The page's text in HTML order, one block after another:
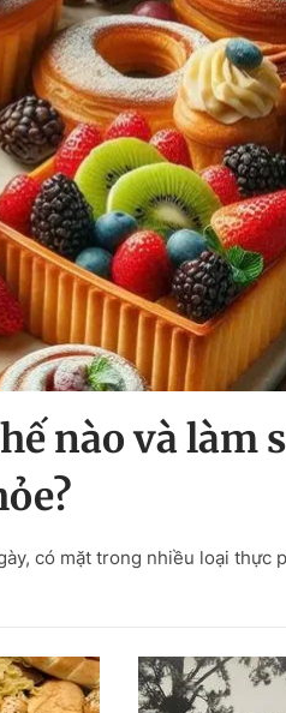
nào và làm
có mặt trong nhiều loại thực